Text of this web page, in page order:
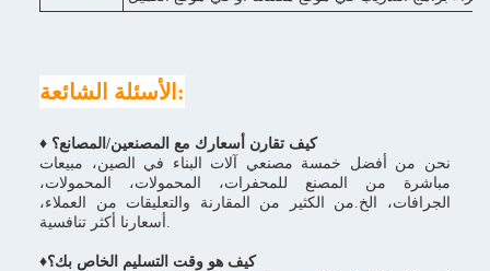
الأسئلة الشائعة:
♦ كيف تقارن أسعارك مع المصنعين/المصانع؟
نحن من أفضل خمسة مصنعي آلات البناء في الصين، مبيعات
مباشرة من المصنع للمحفرات، المحمولات، المحمولات،
الجرافات، الخ.من الكثير من المقارنة والتعليقات من العملاء،
أسعارنا أكثر تنافسية.
♦كيف هو وقت التسليم الخاص بك؟